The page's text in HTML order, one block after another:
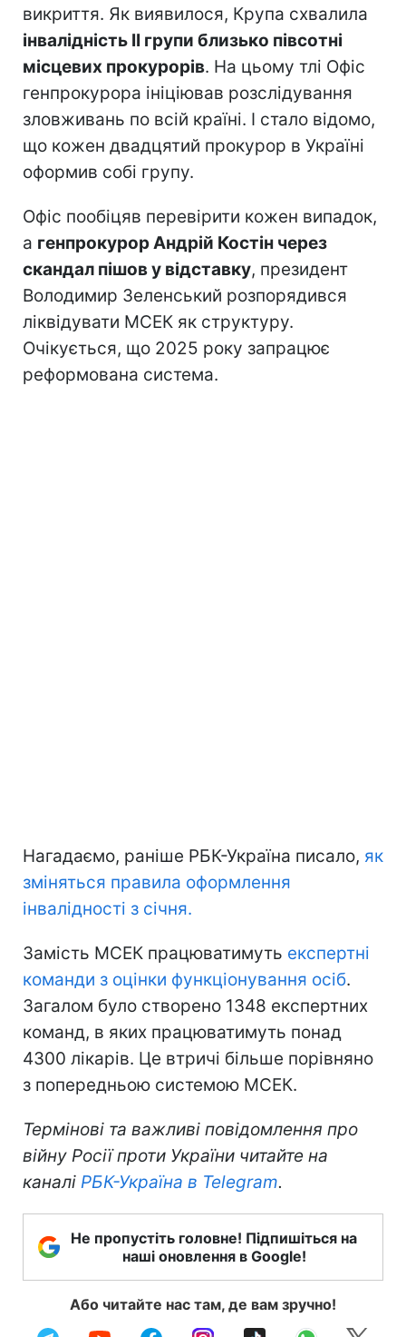
викриття. Як виявилося, Крупа схвалила
інвалідність II групи близько півсотні
місцевих прокурорів. На цьому тлі Офіс
генпрокурора ініціював розслідування
зловживань по всій країні. І стало відомо,
що кожен двадцятий прокурор в Україні
оформив собі групу.
Офіс пообіцяв перевірити кожен випадок,
а генпрокурор Андрій Костін через
скандал пішов у відставку, президент
Володимир Зеленський розпорядився
ліквідувати МСЕК як структуру.
Очікується, що 2025 року запрацює
реформована система.
Нагадаємо, раніше РБК-Україна писало, як
зміняться правила оформлення
інвалідності з січня.
Замість МСЕК працюватимуть експертні
команди з оцінки функціонування осіб.
Загалом було створено 1348 експертних
команд, в яких працюватимуть понад
4300 лікарів. Це втричі більше порівняно
з попередньою системою МСЕК.
Термінові та важливі повідомлення про
війну Росії проти України читайте на
каналі РБК-Україна в Telegram.
Не пропустіть головне! Підпишіться на
наші оновлення в Google!
Або читайте нас там, де вам зручно!